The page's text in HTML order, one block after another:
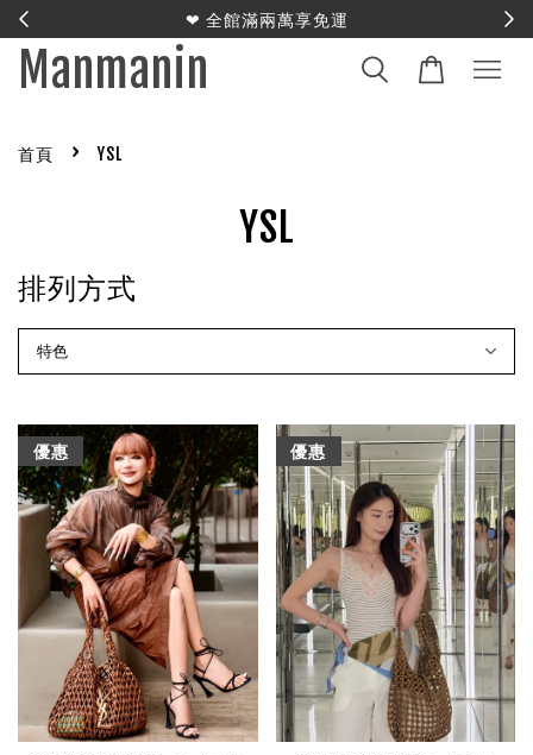
❤︎ 全館滿兩萬享免運
Manmanin
首頁 › YSL
YSL
排列方式
優惠 優惠